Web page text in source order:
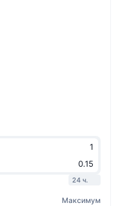
24 ч.
Максимум